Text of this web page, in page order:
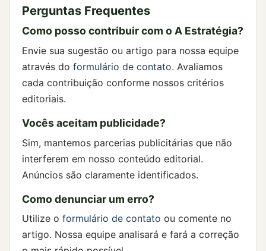
Perguntas Frequentes
Como posso contribuir com o A Estratégia?
Envie sua sugestão ou artigo para nossa equipe
através do formulário de contato. Avaliamos
cada contribuição conforme nossos critérios
editoriais.
Vocês aceitam publicidade?
Sim, mantemos parcerias publicitárias que não
interferem em nosso conteúdo editorial.
Anúncios são claramente identificados.
Como denunciar um erro?
Utilize o formulário de contato ou comente no
artigo. Nossa equipe analisará e fará a correção